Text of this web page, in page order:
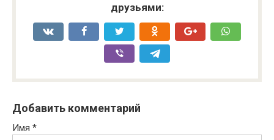
друзьями:
Добавить комментарий
Имя *